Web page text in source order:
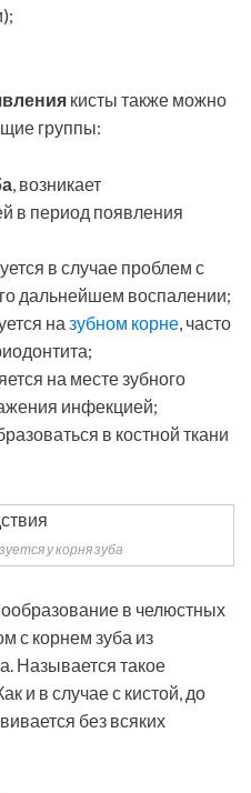
кисты также можно
группы:
, возникает
в период появления
в случае проблем с
дальнейшем воспалении;
на зубном корне, часто
на месте зубного
инфекцией;
в костной ткани
у корня зуба
в челюстных
с корнем зуба из
Называется такое
и в случае с кистой, до
без всяких